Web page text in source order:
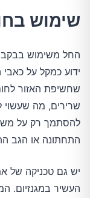
שימוש
החל משימוש
ידוע כמקל על
שחשיפת האזור
שרירים, מה שעשוי
להסתמך רק על
התחתונה או הגב
יש גם טכניקה של
העשיר במגנזיום.